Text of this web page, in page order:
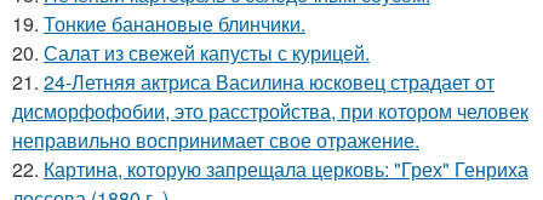
19. Тонкие банановые блинчики.
20. Салат из свежей капусты с курицей.
21. 24-Летняя актриса Василина юсковец страдает от
дисморфофобии, это расстройства, при котором человек
неправильно воспринимает свое отражение.
22. Картина, которую запрещала церковь: "Грех" Генриха